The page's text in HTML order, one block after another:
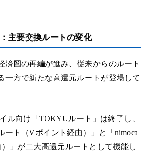
主要交換ルートの変化
済圏の再編が進み、従来からのルート
一方で新たな高還元ルートが登場して
ル向け「TOKYUルート」は終了し、
ート（Vポイント経由）」と「nimoca
」が二大高還元ルートとして機能し